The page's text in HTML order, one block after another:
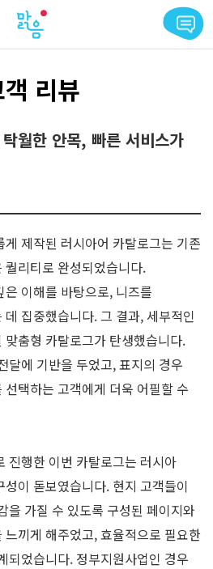
리뷰
월한 안목, 빠른 서비스가
제작된 러시아어 카탈로그는 기존
리티로 완성되었습니다.
이해를 바탕으로, 니즈를
집중했습니다. 그 결과, 세부적인
춤형 카탈로그가 탄생했습니다.
달에 기반을 두었고, 표지의 경우
택하는 고객에게 더욱 어필할 수
진행한 이번 카탈로그는 러시아
이 돋보였습니다. 현지 고객들이
을 가질 수 있도록 구성된 페이지와
끼게 해주었고, 효율적으로 필요한
되었습니다. 정부지원사업인 경우